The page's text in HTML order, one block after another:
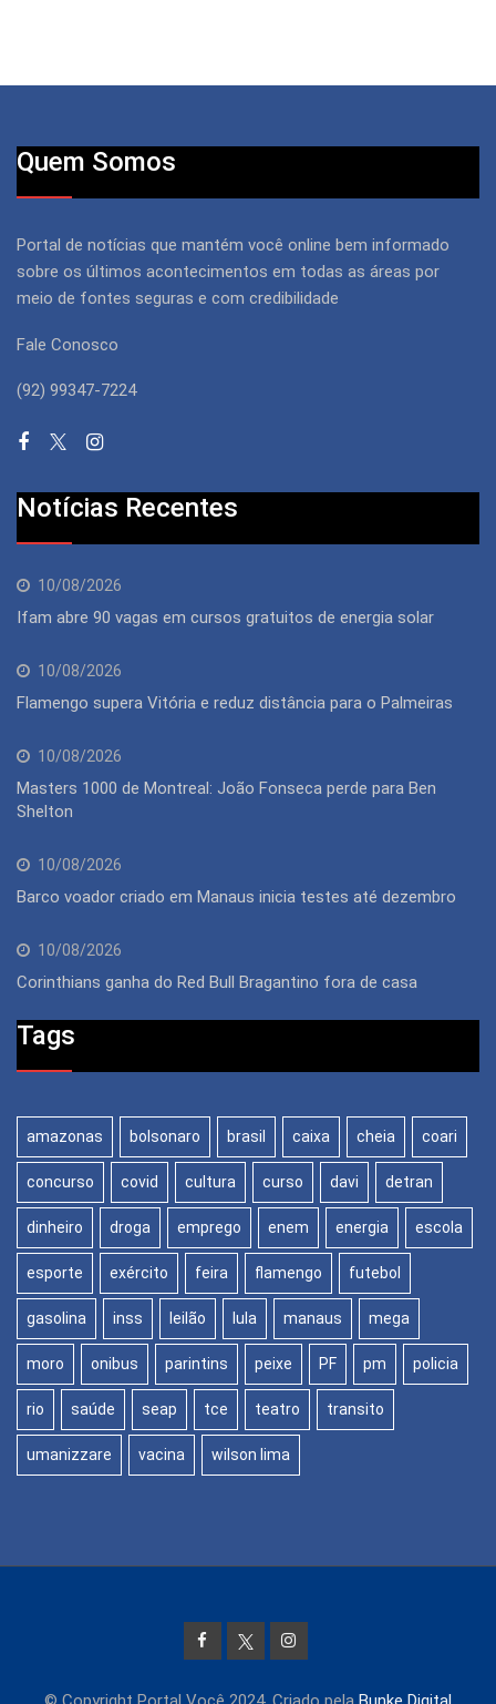
Quem Somos
Portal de notícias que mantém você online bem informado
sobre os últimos acontecimentos em todas as áreas por
meio de fontes seguras e com credibilidade
Fale Conosco
(92) 99347-7224
Notícias Recentes
10/08/2026
Ifam abre 90 vagas em cursos gratuitos de energia solar
10/08/2026
Flamengo supera Vitória e reduz distância para o Palmeiras
10/08/2026
Masters 1000 de Montreal: João Fonseca perde para Ben
Shelton
10/08/2026
Barco voador criado em Manaus inicia testes até dezembro
10/08/2026
Corinthians ganha do Red Bull Bragantino fora de casa
Tags
amazonas bolsonaro brasil caixa cheia coari
concurso covid cultura curso davi detran
dinheiro droga emprego enem energia escola
esporte exército feira flamengo futebol
gasolina inss leilão lula manaus mega
moro onibus parintins peixe PF pm policia
rio saúde seap tce teatro transito
umanizzare vacina wilson lima